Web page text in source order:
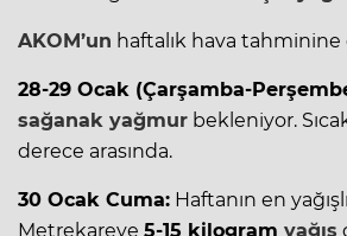
AKOM’un haftalık hava tahminine
28-29 Ocak (Çarşamba-
sağanak yağmur bekleniyor.
derece arasında.
30 Ocak Cuma: Haftanın en
Metrekareye 5-15 kilogram yağış